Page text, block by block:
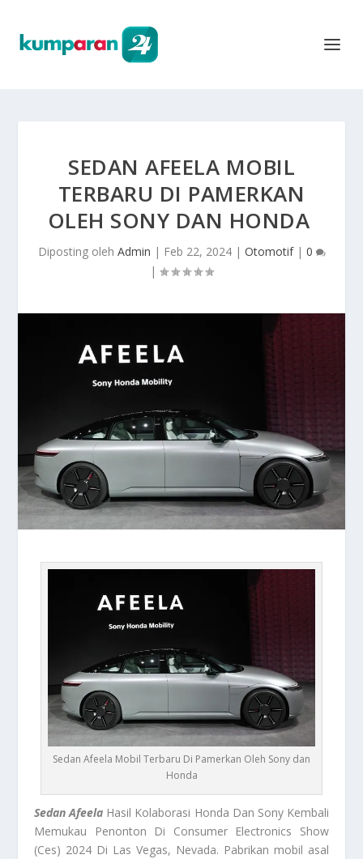
SEDAN AFEELA MOBIL
TERBARU DI PAMERKAN
OLEH SONY DAN HONDA
Diposting oleh Admin | Feb 22, 2024| Otomotif| 0
|
Sedan Afeela Mobil Terbaru Di Pamerkan Oleh Sony dan
Honda
Sedan Afeela Hasil Kolaborasi Honda Dan Sony Kembali
Memukau Penonton Di Consumer Electronics Show
(Ces) 2024 Di Las Vegas, Nevada. Pabrikan mobil asal